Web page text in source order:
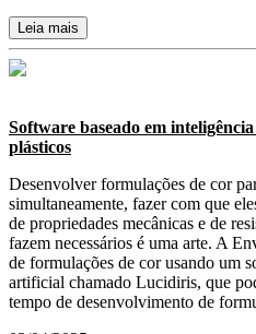
Leia mais
Software baseado em
plásticos
Desenvolver formulações de cor
simultaneamente, fazer com que
de propriedades mecânicas e de
fazem necessários é uma arte. A
de formulações de cor usando um
artificial chamado Lucidiris, que
tempo de desenvolvimento de